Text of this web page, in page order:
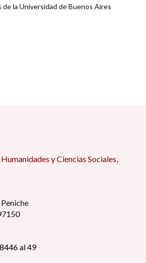
de la Universidad de Buenos Aires
y Ciencias Sociales,
al 49